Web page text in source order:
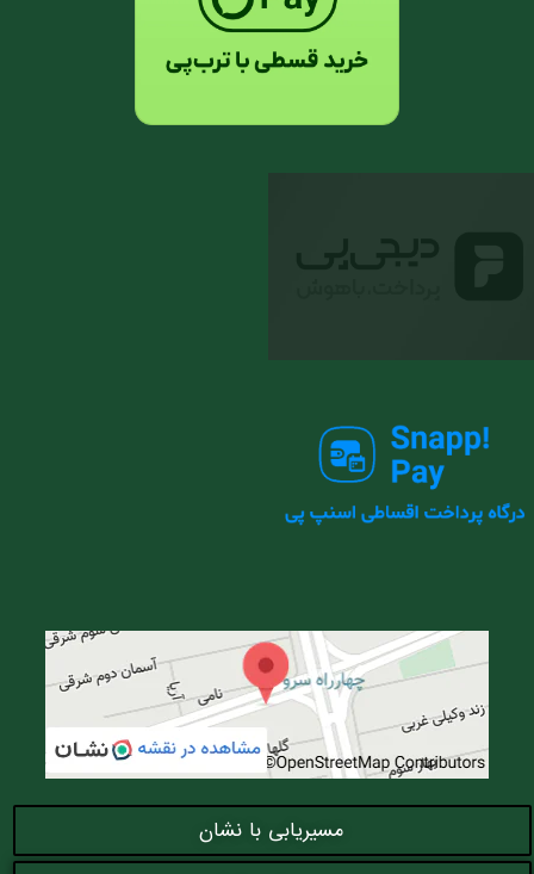
مسیریابی با نشان